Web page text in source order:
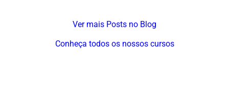
Ver mais Posts no Blog
Conheça todos os nossos cursos